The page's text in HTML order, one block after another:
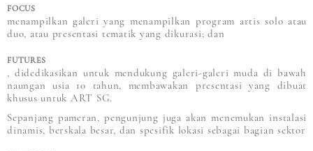
FOCUS
menampilkan galeri yang menampilkan program artis solo atau
duo, atau presentasi tematik yang dikurasi; dan
FUTURES
, didedikasikan untuk mendukung galeri-galeri muda di bawah
naungan usia 10 tahun, membawakan presentasi yang dibuat
khusus untuk ART SG.
Sepanjang pameran, pengunjung juga akan menemukan instalasi
dinamis, berskala besar, dan spesifik lokasi sebagai bagian sektor